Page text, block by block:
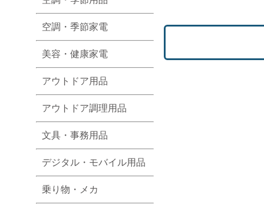
空調・季節家電
美容・健康家電
アウトドア用品
アウトドア調理用品
文具・事務用品
デジタル・モバイル用品
乗り物・メカ